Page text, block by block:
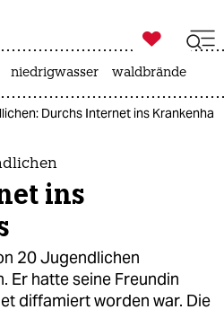
ich
ich

taz zahl ich
niedrigwasser waldbrände
Durchs Internet ins
ins
20 Jugendlichen
Er hatte seine Freundin
diffamiert worden war. Die